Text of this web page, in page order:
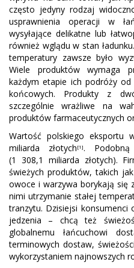
często jedyny rodzaj
usprawnienia operacji w
wysyłające delikatne lub
również wglądu w stan
temperatury zawsze było
Wiele produktów wymaga
każdym etapie ich podróży
końcowych. Produkty z
szczególnie wrażliwe na
produktów farmaceutycznych
Wartość polskiego eksportu
miliarda złotych[1]. Podobną
(1 308,1 miliarda złotych).
świeżych produktów, takich
owoce i warzywa borykają się
nimi utrzymanie stałej
tranzytu. Dzisiejsi konsumenci
jedzenia – chcą też
globalnemu łańcuchowi
terminowych dostaw,
wykorzystaniem najnowszych